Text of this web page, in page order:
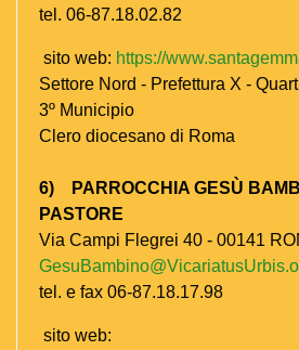
tel. 06-87.18.02.82
sito web: https://
Settore Nord - Prefettura X -
3º Municipio
Clero diocesano di Roma
6) PARROCCHIA GESÙ
PASTORE
Via Campi Flegrei 40 - 00141
tel. e fax 06-87.18.17.98
sito web: